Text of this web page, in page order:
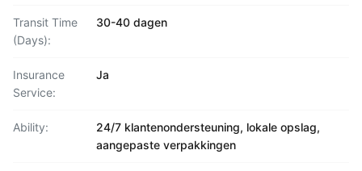
Transit Time
(Days):
30-40 dagen
Insurance
Service:
Ja
Ability:
24/7 klantenondersteuning, lokale opslag,
aangepaste verpakkingen